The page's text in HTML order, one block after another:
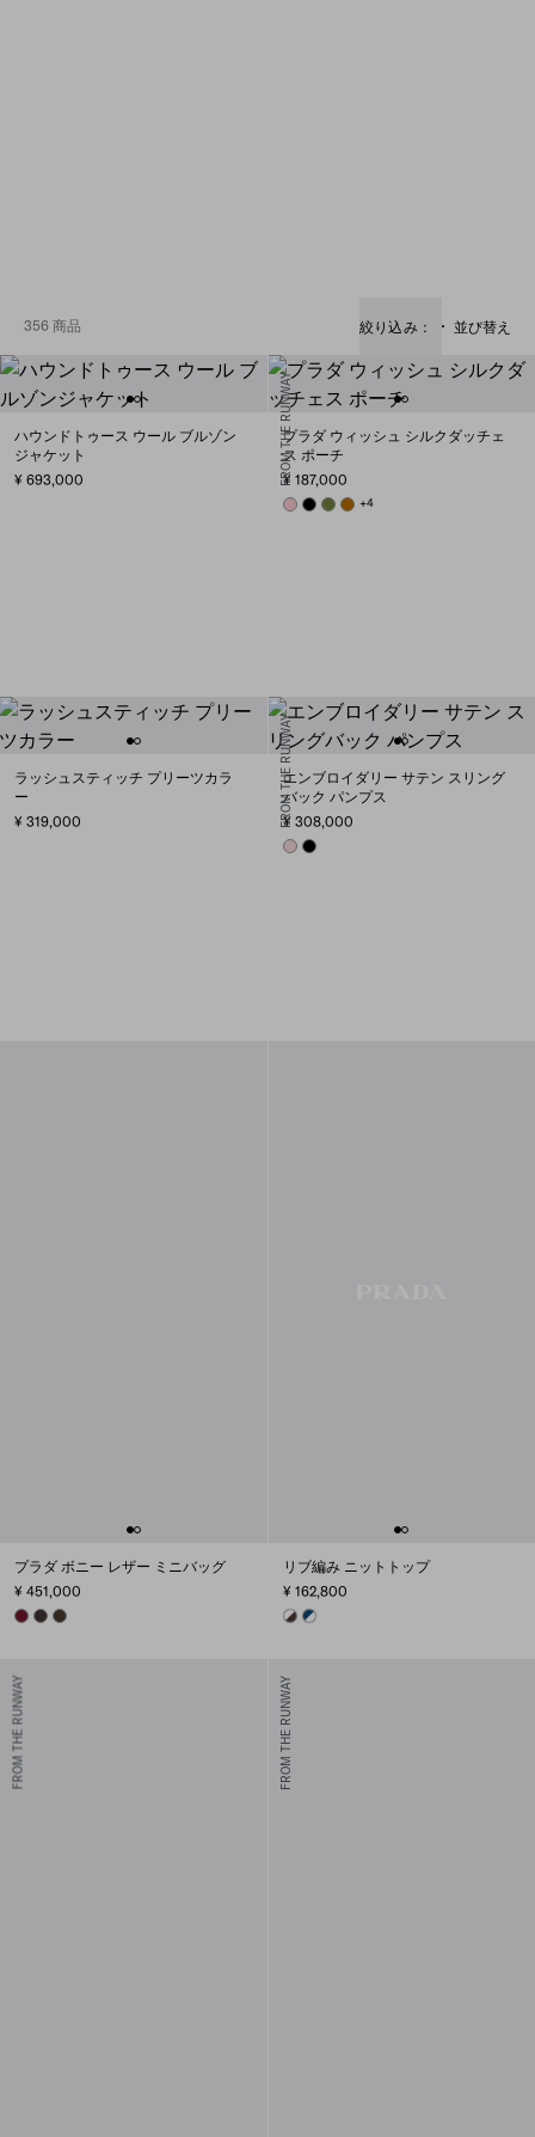
356 商品 絞り込み： 並び替え
ハウンドトゥース ウール ブルゾン
ジャケット
¥ 693,000
FROM THE RUNWAY
プラダ ウィッシュ シルクダッチェ
ス ポーチ
¥ 187,000
PETAL PINK
BLACKIVY GREEN
WHISKEY
+4
ラッシュスティッチ プリーツカラ
ー
¥ 319,000
FROM THE RUNWAY
エンブロイダリー サテン スリング
バック パンプス
¥ 308,000
ROSEBUD PINK
BLACK
プラダ ボニー レザー ミニバッグ
¥ 451,000
BURGUNDY
DARK BROWN
FOREST
リブ編み ニットトップ
¥ 162,800
EBONY/WHITE
WHITE/BLUE
FROM THE RUNWAY FROM THE RUNWAY